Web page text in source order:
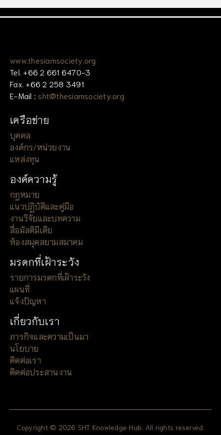
www.thesiamsociety.org
Tel. +66 2 661 6470-3
Fax. +66 2 258 3491
E-Mail : sht@thesiamsociety.org
เครือข่าย
บุคคล
องค์กร/หน่วยงาน
แหล่งทุน
องค์ความรู้
กฎหมาย
แนวปฏิบัติและคู่มือ
งานวิจัยและบทความ
สื่อมัลติมีเดีย
ห้องสมุดสยามสมาคม
มรดกที่เฝ้าระวัง
รายการมรดกที่เฝ้าระวัง
แผนที่
แจ้งปัญหา
เกี่ยวกับเรา
ภารกิจและความเป็นมา
นโยบาย
ติดต่อเรา
ติดต่อประสานงาน
Copyright © 2026 SHT Knowledge Hub. All rights reserved.